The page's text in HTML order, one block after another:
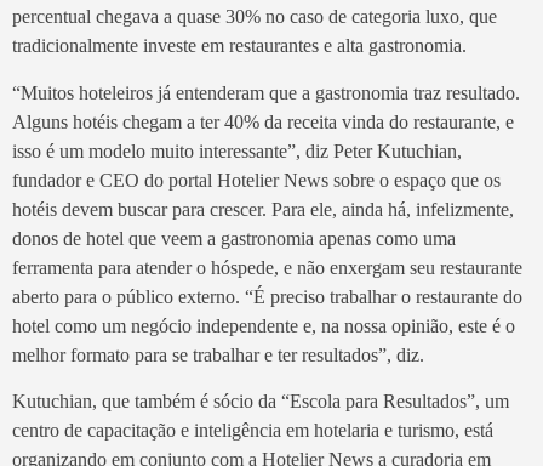
percentual chegava a quase 30% no caso de categoria luxo, que
tradicionalmente investe em restaurantes e alta gastronomia.
“Muitos hoteleiros já entenderam que a gastronomia traz resultado.
Alguns hotéis chegam a ter 40% da receita vinda do restaurante, e
isso é um modelo muito interessante”, diz Peter Kutuchian,
fundador e CEO do portal Hotelier News sobre o espaço que os
hotéis devem buscar para crescer. Para ele, ainda há, infelizmente,
donos de hotel que veem a gastronomia apenas como uma
ferramenta para atender o hóspede, e não enxergam seu restaurante
aberto para o público externo. “É preciso trabalhar o restaurante do
hotel como um negócio independente e, na nossa opinião, este é o
melhor formato para se trabalhar e ter resultados”, diz.
Kutuchian, que também é sócio da “Escola para Resultados”, um
centro de capacitação e inteligência em hotelaria e turismo, está
organizando em conjunto com a Hotelier News a curadoria em